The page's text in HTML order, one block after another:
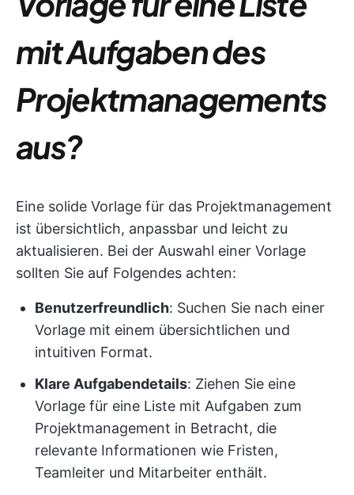
mit Aufgaben des
Projektmanagements
aus?
Eine solide Vorlage für das Projektmanagement
ist übersichtlich, anpassbar und leicht zu
aktualisieren. Bei der Auswahl einer Vorlage
sollten Sie auf Folgendes achten:
Benutzerfreundlich: Suchen Sie nach einer
Vorlage mit einem übersichtlichen und
intuitiven Format.
Klare Aufgabendetails: Ziehen Sie eine
Vorlage für eine Liste mit Aufgaben zum
Projektmanagement in Betracht, die
relevante Informationen wie Fristen,
Teamleiter und Mitarbeiter enthält.